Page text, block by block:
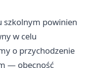
szkolnym powinien
w celu
o przychodzenie
— obecność